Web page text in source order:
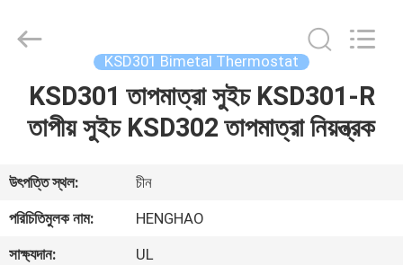
বাড়ি
VR
প্রদর্শন
Electric
Reserved.
KSD301 Bimetal Thermostat
KSD301 তাপমাত্রা সুইচ KSD301-R
তাপীয় সুইচ KSD302 তাপমাত্রা নিয়ন্ত্রক
উৎপত্তি স্থল:
চীন
পরিচিতিমুলক নাম:
HENGHAO
সাক্ষ্যদান:
UL